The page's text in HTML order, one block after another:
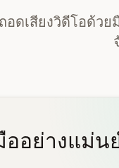
อดเสียงวิดีโอด้ว
ออย่างแม่น